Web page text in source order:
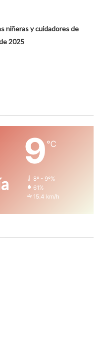
niñeras y cuidadores de
2025
9 ℃
8º - 9º%
61%
15.4 km/h